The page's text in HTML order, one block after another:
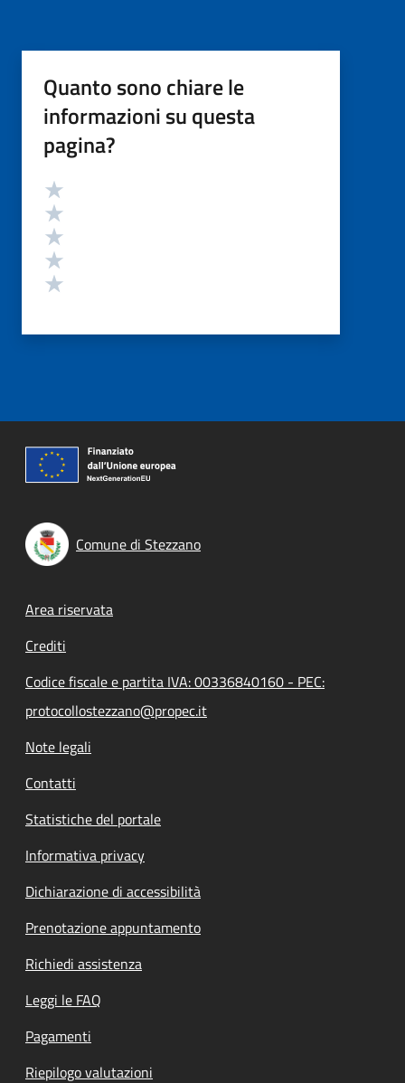
Quanto sono chiare le
informazioni su questa
pagina?
Valutazione
Comune di Stezzano
Footer menu
Area riservata
Crediti
Codice fiscale e partita IVA: 00336840160 - PEC:
protocollostezzano@propec.it
Note legali
Contatti
Statistiche del portale
Informativa privacy
Dichiarazione di accessibilità
Prenotazione appuntamento
Richiedi assistenza
Leggi le FAQ
Pagamenti
Riepilogo valutazioni